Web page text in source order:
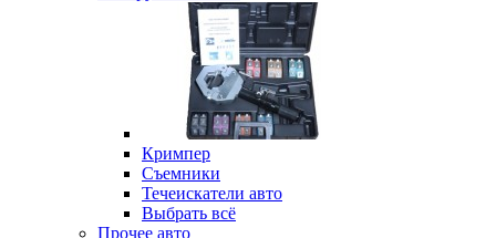
Кримпер
Съемники
Течеискатели авто
Выбрать всё
Прочее авто